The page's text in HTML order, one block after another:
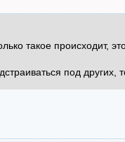
такое происходит,
под других,